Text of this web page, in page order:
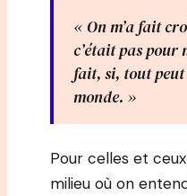
« On m’a fait
c’était pas pour
fait, si, tout
monde. »
Pour celles et
milieu où on